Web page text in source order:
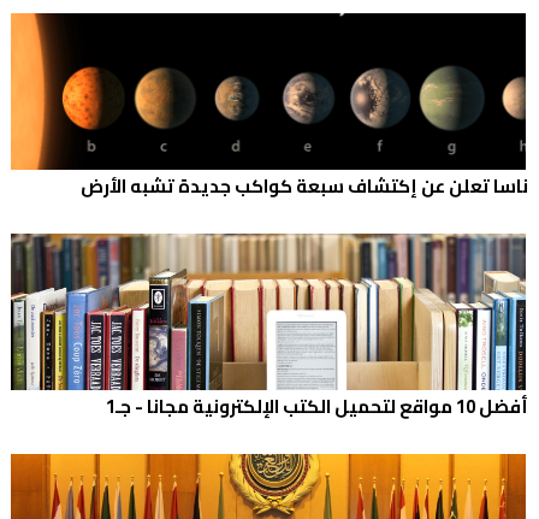
ناسا تعلن عن إكتشاف سبعة كواكب جديدة تشبه الأرض
أفضل 10 مواقع لتحميل الكتب الإلكترونية مجانا - جـ1